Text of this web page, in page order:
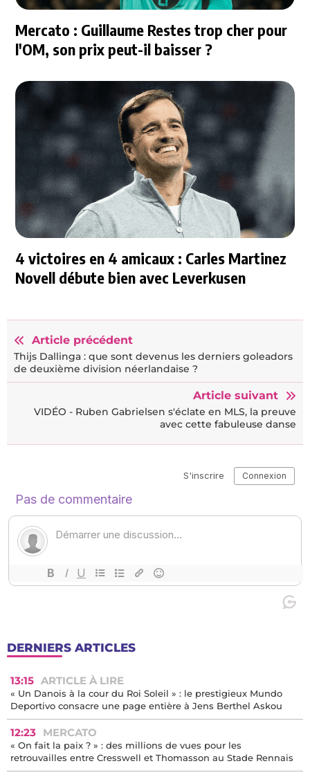
Mercato : Guillaume Restes trop cher pour
l'OM, son prix peut-il baisser ?
4 victoires en 4 amicaux : Carles Martinez
Novell débute bien avec Leverkusen
Article précédent
Thijs Dallinga : que sont devenus les derniers goleadors
de deuxième division néerlandaise ?
Article suivant
VIDÉO - Ruben Gabrielsen s'éclate en MLS, la preuve
avec cette fabuleuse danse
DERNIERS ARTICLES
13:15 ARTICLE À LIRE
« Un Danois à la cour du Roi Soleil » : le prestigieux Mundo
Deportivo consacre une page entière à Jens Berthel Askou
12:23 MERCATO
« On fait la paix ? » : des millions de vues pour les
retrouvailles entre Cresswell et Thomasson au Stade Rennais